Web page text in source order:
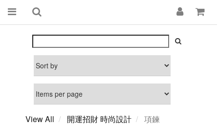
View All 開運招財 時尚設計 項鍊